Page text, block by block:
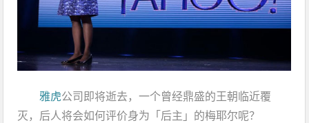
雅虎公司即将逝去，一个曾经鼎盛的王朝临近覆
灭，后人将会如何评价身为「后主」的梅耶尔呢？